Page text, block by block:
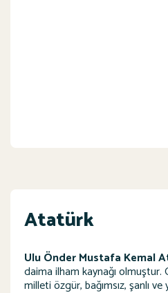
Atatürk
Ulu Önder Mustafa Kemal
daima ilham kaynağı olmuştur.
milleti özgür, bağımsız, şanlı